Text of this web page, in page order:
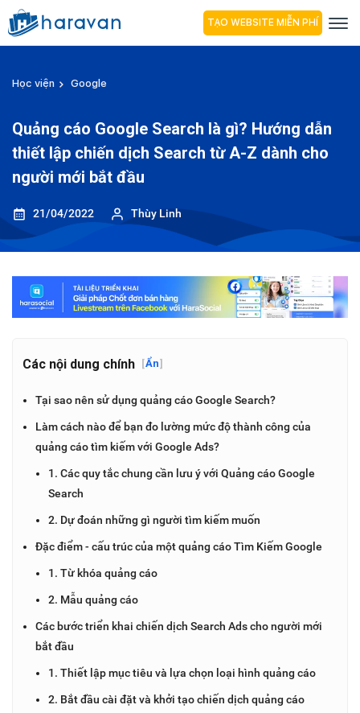
TẠO WEBSITE MIỄN PHÍ
Học viện Google
Quảng cáo Google Search là gì? Hướng dẫn
thiết lập chiến dịch Search từ A-Z dành cho
người mới bắt đầu
21/04/2022 Thùy Linh
Các nội dung chính [Ẩn]
Tại sao nên sử dụng quảng cáo Google Search?
Làm cách nào để bạn đo lường mức độ thành công của
quảng cáo tìm kiếm với Google Ads?
1. Các quy tắc chung cần lưu ý với Quảng cáo Google
Search
2. Dự đoán những gì người tìm kiếm muốn
Đặc điểm - cấu trúc của một quảng cáo Tìm Kiếm Google
1. Từ khóa quảng cáo
2. Mẫu quảng cáo
Các bước triển khai chiến dịch Search Ads cho người mới
bắt đầu
1. Thiết lập mục tiêu và lựa chọn loại hình quảng cáo
2. Bắt đầu cài đặt và khởi tạo chiến dịch quảng cáo